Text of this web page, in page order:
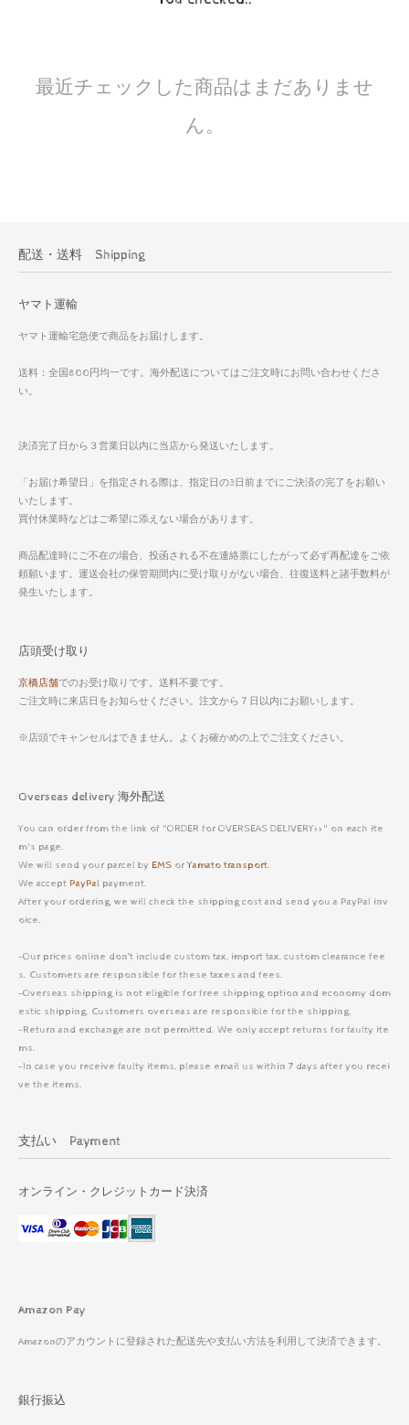
最近チェックした商品はまだありませ
ん。
配送・送料 Shipping
ヤマト運輸
ヤマト運輸宅急便で商品をお届けします。
送料：全国800円均一です。海外配送についてはご注文時にお問い合わせくださ
い。
決済完了日から３営業日以内に当店から発送いたします。
「お届け希望日」を指定される際は、指定日の3日前までにご決済の完了をお願い
いたします。
買付休業時などはご希望に添えない場合があります。
商品配達時にご不在の場合、投函される不在連絡票にしたがって必ず再配達をご依
頼願います。運送会社の保管期間内に受け取りがない場合、往復送料と諸手数料が
発生いたします。
店頭受け取り
京橋店舗でのお受け取りです。送料不要です。
ご注文時に来店日をお知らせください。注文から７日以内にお願いします。
※店頭でキャンセルはできません。よくお確かめの上でご注文ください。
Overseas delivery 海外配送
You can order from the link of "ORDER for OVERSEAS DELIVERY>>" on each ite
m's page.
We will send your parcel by EMS orYamato transport.
We accept PayPal payment.
After your ordering, we will check the shipping cost and send you a PayPal inv
oice.
-Our prices online don’t include custom tax, import tax, custom clearance fee
s. Customers are responsible for these taxes and fees.
-Overseas shipping is not eligible for free shipping option and economy dom
estic shipping. Customers overseas are responsible for the shipping.
-Return and exchange are not permitted. We only accept returns for faulty ite
ms.
-In case you receive faulty items, please email us within 7 days after you recei
ve the items.
支払い Payment
オンライン・クレジットカード決済
Amazon Pay
Amazonのアカウントに登録された配送先や支払い方法を利用して決済できます。
銀行振込